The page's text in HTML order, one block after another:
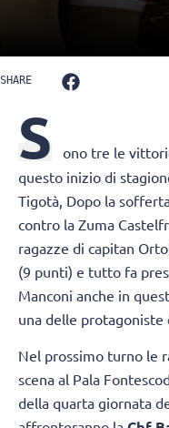
SHARE
S ono tre le
questo inizio di
Tigotà, Dopo la
contro la Zuma
ragazze di capitan
(9 punti) e tutto fa
Manconi anche in
una delle protagoniste
Nel prossimo turno le
scena al Pala
della quarta giornata